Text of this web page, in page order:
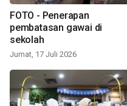
FOTO - Penerapan
pembatasan gawai di
sekolah
Jumat, 17 Juli 2026